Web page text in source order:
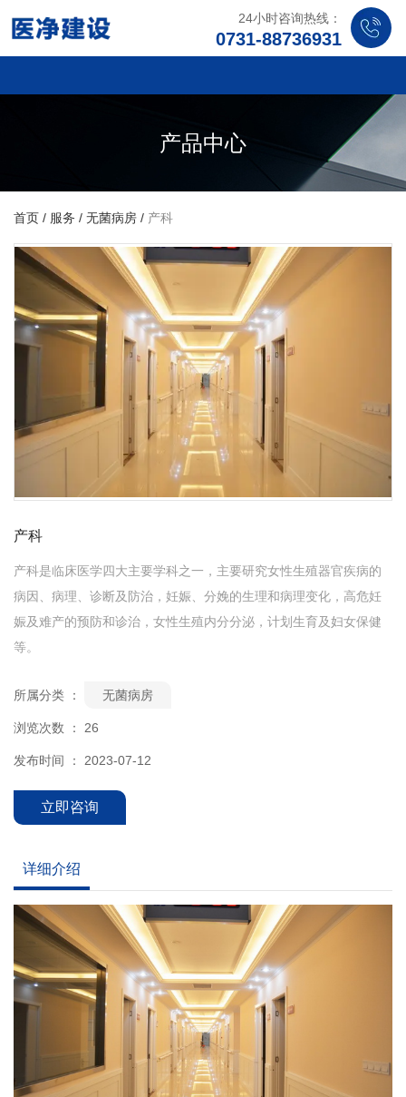
24小时咨询热线：
0731-88736931
产品中心
首页 / 服务 / 无菌病房 / 产科
产科
产科是临床医学四大主要学科之一，主要研究女性生殖器官疾病的
病因、病理、诊断及防治，妊娠、分娩的生理和病理变化，高危妊
娠及难产的预防和诊治，女性生殖内分分泌，计划生育及妇女保健
等。
所属分类 ： 无菌病房
浏览次数 ： 26
发布时间 ： 2023-07-12
立即咨询
详细介绍